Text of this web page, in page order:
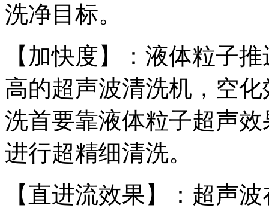
洗净目标。
【加快度】：液体粒子
高的超声波清洗机，空
洗首要靠液体粒子超声
进行超精细清洗。
【直进流效果】：超声